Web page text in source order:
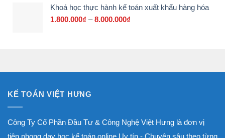
1.800.000₫
Khoá học thực hành kế toán xuất khẩu hàng hóa
1.800.000₫ – 8.000.000₫
KẾ TOÁN VIỆT HƯNG
Công Ty Cổ Phần Đầu Tư & Công Nghệ Việt Hưng là đơn vị
tiên phong dạy học kế toán online Uy tín - Chuyên sâu theo từng